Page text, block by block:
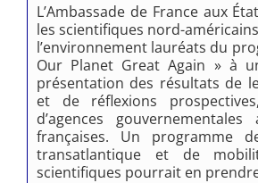
L’Ambassade de France aux
les scientifiques nord-
l’environnement lauréats du
Our Planet Great Again » à
présentation des résultats de
et de réflexions
d’agences
françaises. Un programme
transatlantique et de
scientifiques pourrait en